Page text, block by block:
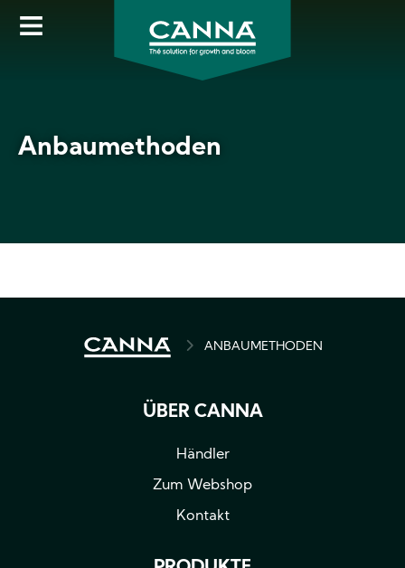
Direkt
Anbaumethoden
PFADNAVIGATIONANBAUMETHODEN
ÜBER CANNA
Händler
Zum Webshop
Kontakt